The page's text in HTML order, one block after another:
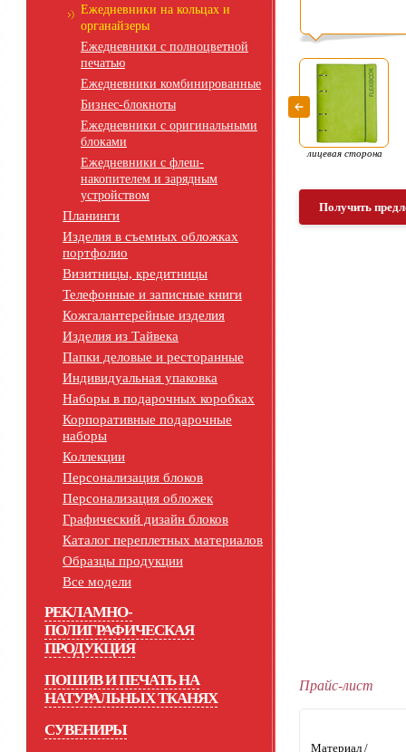
Ежедневники на кольцах и
органайзеры
Ежедневники с полноцветной
печатью
Ежедневники комбинированные
Бизнес-блокноты
Ежедневники с оригинальными
блоками
Ежедневники с флеш-
накопителем и зарядным
устройством
Планинги
Изделия в съемных обложках
портфолио
Визитницы, кредитницы
Телефонные и записные книги
Кожгалантерейные изделия
Изделия из Тайвека
Папки деловые и ресторанные
Индивидуальная упаковка
Наборы в подарочных коробках
Корпоративные подарочные
наборы
Коллекции
Персонализация блоков
Персонализация обложек
Графический дизайн блоков
Каталог переплетных материалов
Образцы продукции
Все модели
РЕКЛАМНО-
ПОЛИГРАФИЧЕСКАЯ
ПРОДУКЦИЯ
ПОШИВ И ПЕЧАТЬ НА
НАТУРАЛЬНЫХ ТКАНЯХ
СУВЕНИРЫ
лицевая сторона
Получить
Прайс-лист
Материал /